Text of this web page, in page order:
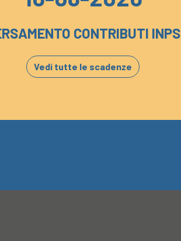
CONTRIBUTI INPS
Vedi tutte le scadenze